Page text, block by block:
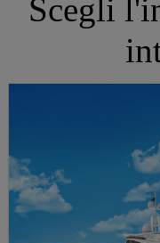
Scegli